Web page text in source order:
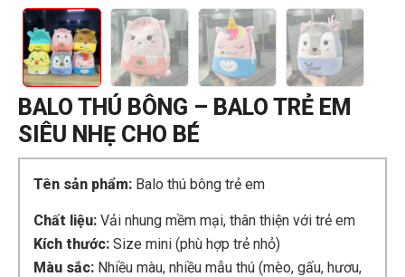
BALO THÚ BÔNG – BALO TRẺ EM
SIÊU NHẸ CHO BÉ
Tên sản phẩm:Balo thú bông trẻ em
Chất liệu:Vải nhung mềm mại, thân thiện với trẻ em
Kích thước:Size mini (phù hợp trẻ nhỏ)
Màu sắc:Nhiều màu, nhiều mẫu thú (mèo, gấu, hươu,